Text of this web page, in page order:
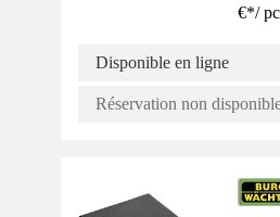
€*/
Disponible en ligne
Réservation non